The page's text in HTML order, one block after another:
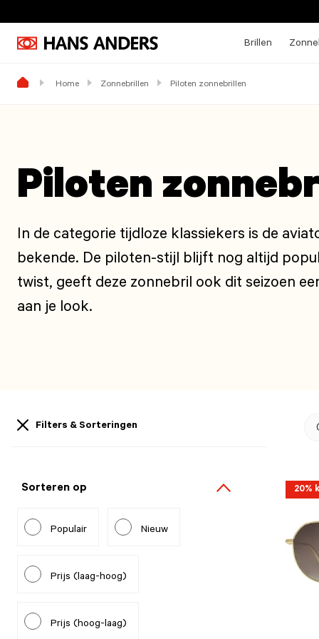
Brillen
Home Zonnebrillen Piloten zonnebrillen
Piloten
In de categorie tijdloze klassiekers is de
bekende. De piloten-stijl blijft nog altijd
twist, geeft deze zonnebril ook dit seizoen
aan je look.
Filters & Sorteringen
Sorteren op
Populair Nieuw
Prijs (laag-hoog)
Prijs (hoog-laag)
20%